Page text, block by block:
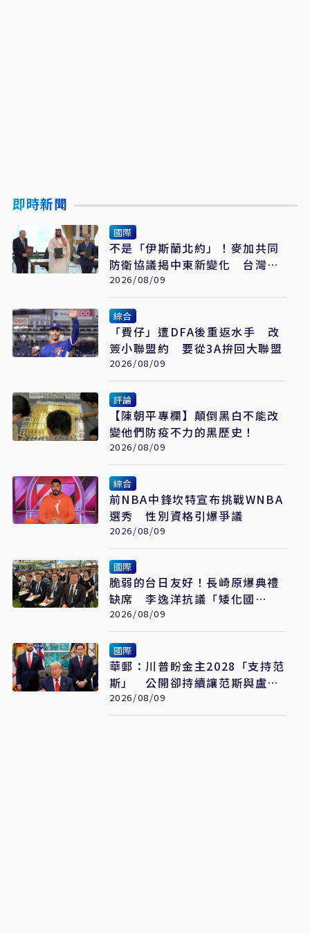
即時新聞
國際
不是「伊斯蘭北約」！麥加共同
防衛協議揭中東新變化 台灣該
看懂「多層次安全」
2026/08/09
綜合
「費仔」遭DFA後重返水手 改
簽小聯盟約 要從3A拚回大聯盟
2026/08/09
評論
【陳朝平專欄】顛倒黑白不能改
變他們防疫不力的黑歷史！
2026/08/09
綜合
前NBA中鋒坎特宣布挑戰WNBA
選秀 性別資格引爆爭議
2026/08/09
國際
脆弱的台日友好！長崎原爆典禮
缺席 李逸洋抗議「矮化國
格」：日媒揭長崎特殊安排
2026/08/09
國際
華郵：川普盼金主2028「支持范
斯」 公開卻持續讓范斯與盧比
奧較勁接班
2026/08/09